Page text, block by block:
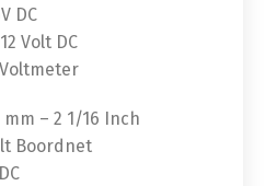
DC
Volt DC
– 2 1/16 Inch
Boordnet